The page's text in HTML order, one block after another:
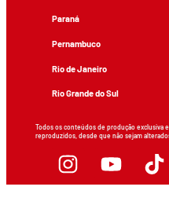
Paraná
Pernambuco
Rio de Janeiro
Rio Grande do Sul
Todos os conteúdos de produção exclusiva
reproduzidos, desde que não sejam